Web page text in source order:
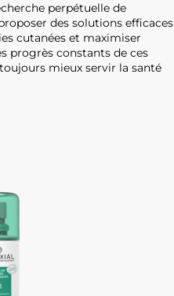
perpétuelle de
des solutions efficaces
cutanées et maximiser
progrès constants de ces
mieux servir la santé